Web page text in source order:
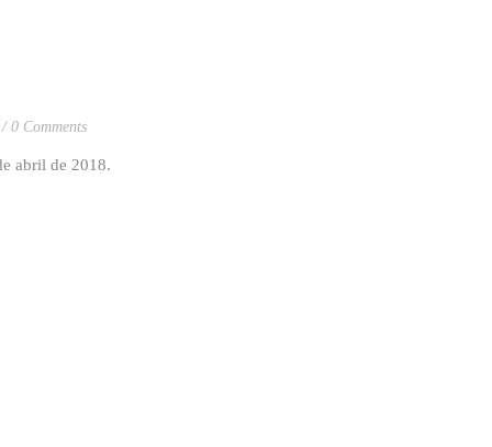
0 Comments
abril de 2018.